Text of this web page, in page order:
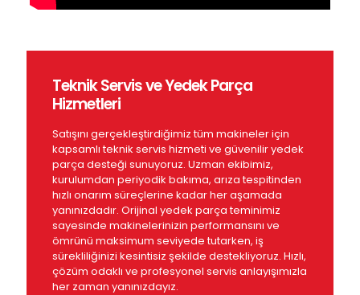
Teknik Servis ve Yedek Parça
Hizmetleri
Satışını gerçekleştirdiğimiz tüm makineler için
kapsamlı teknik servis hizmeti ve güvenilir yedek
parça desteği sunuyoruz. Uzman ekibimiz,
kurulumdan periyodik bakıma, arıza tespitinden
hızlı onarım süreçlerine kadar her aşamada
yanınızdadır. Orijinal yedek parça teminimiz
sayesinde makinelerinizin performansını ve
ömrünü maksimum seviyede tutarken, iş
sürekliliğinizi kesintisiz şekilde destekliyoruz. Hızlı,
çözüm odaklı ve profesyonel servis anlayışımızla
her zaman yanınızdayız.